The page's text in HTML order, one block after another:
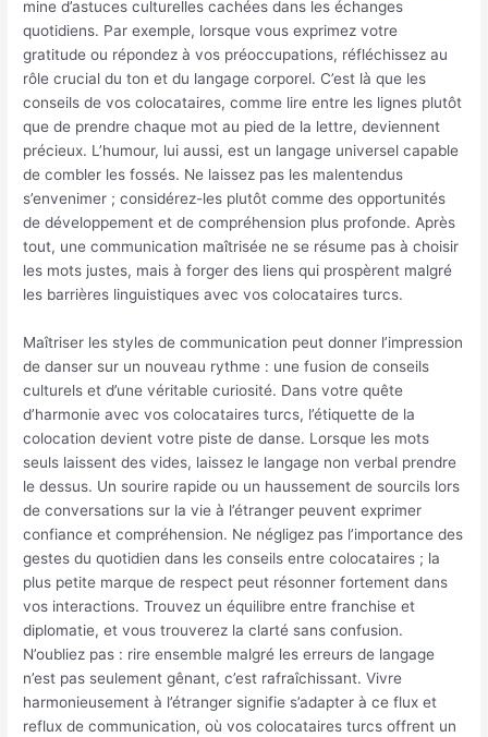
mine d’astuces culturelles cachées dans les échanges
quotidiens. Par exemple, lorsque vous exprimez votre
gratitude ou répondez à vos préoccupations, réfléchissez au
rôle crucial du ton et du langage corporel. C’est là que les
conseils de vos colocataires, comme lire entre les lignes plutôt
que de prendre chaque mot au pied de la lettre, deviennent
précieux. L’humour, lui aussi, est un langage universel capable
de combler les fossés. Ne laissez pas les malentendus
s’envenimer ; considérez-les plutôt comme des opportunités
de développement et de compréhension plus profonde. Après
tout, une communication maîtrisée ne se résume pas à choisir
les mots justes, mais à forger des liens qui prospèrent malgré
les barrières linguistiques avec vos colocataires turcs.
Maîtriser les styles de communication peut donner l’impression
de danser sur un nouveau rythme : une fusion de conseils
culturels et d’une véritable curiosité. Dans votre quête
d’harmonie avec vos colocataires turcs, l’étiquette de la
colocation devient votre piste de danse. Lorsque les mots
seuls laissent des vides, laissez le langage non verbal prendre
le dessus. Un sourire rapide ou un haussement de sourcils lors
de conversations sur la vie à l’étranger peuvent exprimer
confiance et compréhension. Ne négligez pas l’importance des
gestes du quotidien dans les conseils entre colocataires ; la
plus petite marque de respect peut résonner fortement dans
vos interactions. Trouvez un équilibre entre franchise et
diplomatie, et vous trouverez la clarté sans confusion.
N’oubliez pas : rire ensemble malgré les erreurs de langage
n’est pas seulement gênant, c’est rafraîchissant. Vivre
harmonieusement à l’étranger signifie s’adapter à ce flux et
reflux de communication, où vos colocataires turcs offrent un